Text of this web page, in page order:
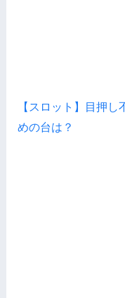
【スロット】目押
めの台は？